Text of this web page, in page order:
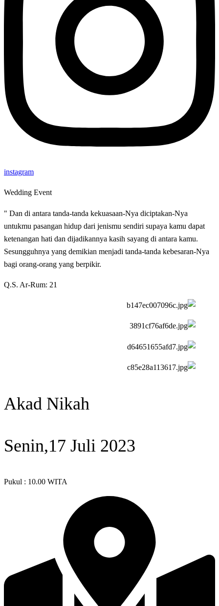
instagram
Wedding Event
" Dan di antara tanda-tanda kekuasaan-Nya diciptakan-Nya
untukmu pasangan hidup dari jenismu sendiri supaya kamu dapat
ketenangan hati dan dijadikannya kasih sayang di antara kamu.
Sesungguhnya yang demikian menjadi tanda-tanda kebesaran-Nya
bagi orang-orang yang berpikir.
Q.S. Ar-Rum: 21
Akad Nikah
Senin,17 Juli 2023
Pukul : 10.00 WITA